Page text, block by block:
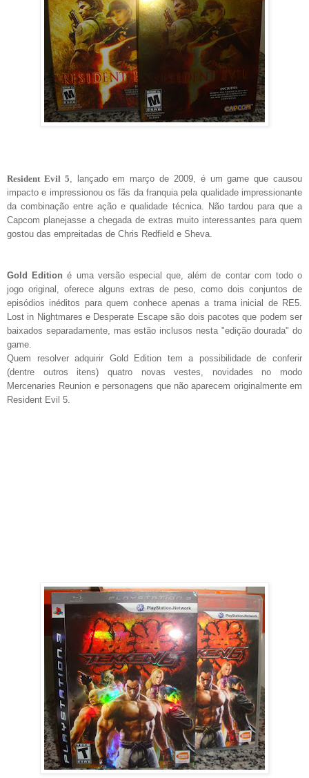
Resident Evil 5 , lançado em março de 2009, é um game que causou
impacto e impressionou os fãs da franquia pela qualidade impressionante
da combinação entre ação e qualidade técnica. Não tardou para que a
Capcom planejasse a chegada de extras muito interessantes para quem
gostou das empreitadas de Chris Redfield e Sheva.
Gold Edition é uma versão especial que, além de contar com todo o
jogo original, oferece alguns extras de peso, como dois conjuntos de
episódios inéditos para quem conhece apenas a trama inicial de RE5.
Lost in Nightmares e Desperate Escape são dois pacotes que podem ser
baixados separadamente, mas estão inclusos nesta "edição dourada" do
game.
Quem resolver adquirir Gold Edition tem a possibilidade de conferir
(dentre outros itens) quatro novas vestes, novidades no modo
Mercenaries Reunion e personagens que não aparecem originalmente em
Resident Evil 5.